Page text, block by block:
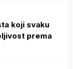
koji svaku
prema